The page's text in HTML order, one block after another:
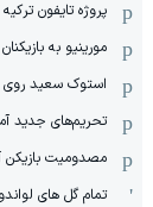
پروژه تایفون
مورینیو به
استوک سعید روی
تحریم‌های جدید
مصدومیت بازیکن
تمام گل های